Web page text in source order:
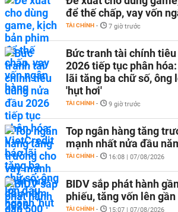
để thế chấp, vay vốn
TÀI CHÍNH - 7 giờ trước
Bức tranh tài chính
2026 tiếp tục phân
lãi tăng ba chữ số, ông
'hụt hơi'
TÀI CHÍNH - 9 giờ trước
Top ngân hàng tăng
mạnh nhất nửa đầu
TÀI CHÍNH - 16:08 | 07/08/2026
BIDV sắp phát hành
phiếu, tăng vốn lên
TÀI CHÍNH - 15:07 | 07/08/2026